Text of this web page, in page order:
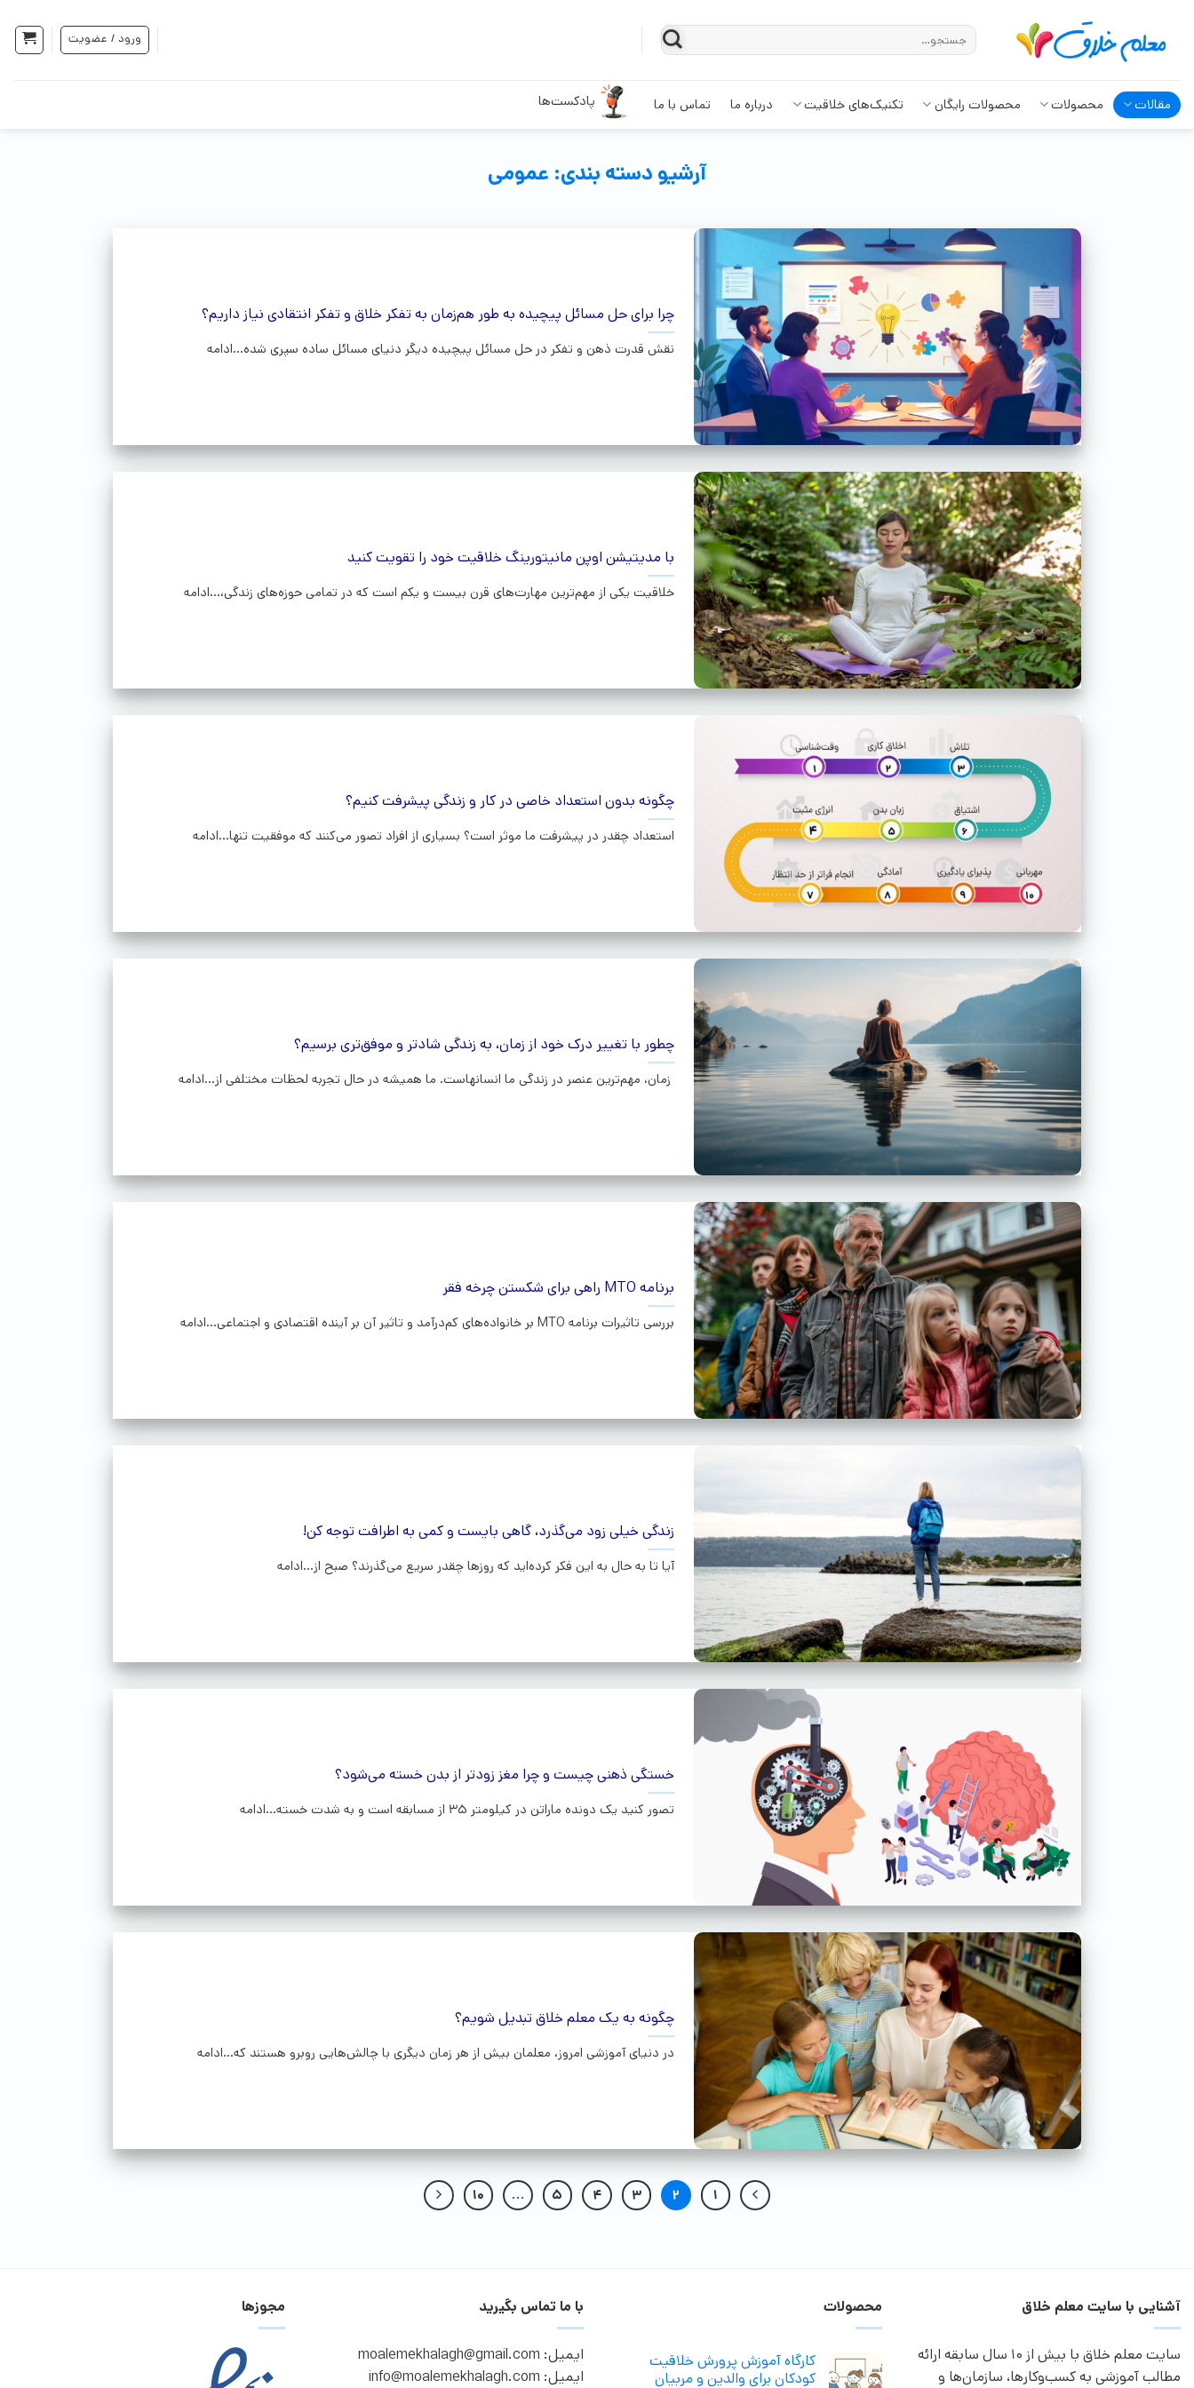
ورود / عضویت
مقالات محصولات محصولات رایگان تکنیک‌های خلاقیت درباره ما تماس با ما پادکست‌ها
آرشیو دسته بندی: عمومی
چرا برای حل مسائل پیچیده به طور هم‌زمان به تفکر خلاق و تفکر انتقادی نیاز داریم؟
نقش قدرت ذهن و تفکر در حل مسائل پیچیده دیگر دنیای مسائل ساده سپری شده...ادامه
با مدیتیشن اوپن مانیتورینگ خلاقیت خود را تقویت کنید
خلاقیت یکی از مهم‌ترین مهارت‌های قرن بیست و یکم است که در تمامی حوزه‌های زندگی،...ادامه
چگونه بدون استعداد خاصی در کار و زندگی پیشرفت کنیم؟
استعداد چقدر در پیشرفت ما موثر است؟ بسیاری از افراد تصور می‌کنند که موفقیت تنها...ادامه
چطور با تغییر درک خود از زمان، به زندگی شادتر و موفق‌تری برسیم؟
زمان، مهم‌ترین عنصر در زندگی ما انسانهاست. ما همیشه در حال تجربه‌ لحظات مختلفی از...ادامه
برنامه MTO راهی برای شکستن چرخه فقر
بررسی تاثیرات برنامه MTO بر خانواده‌های کم‌درآمد و تاثیر آن بر آینده اقتصادی و اجتماعی...ادامه
زندگی خیلی زود می‌گذرد، گاهی بایست و کمی به اطرافت توجه کن!
آیا تا به حال به این فکر کرده‌اید که روزها چقدر سریع می‌گذرند؟ صبح از...ادامه
خستگی ذهنی چیست و چرا مغز زودتر از بدن خسته می‌شود؟
تصور کنید یک دونده ماراتن در کیلومتر 35 از مسابقه است و به شدت خسته...ادامه
چگونه به یک معلم خلاق تبدیل شویم؟
در دنیای آموزشی امروز، معلمان بیش از هر زمان دیگری با چالش‌هایی روبرو هستند که...ادامه
1
2
3
4
5
…
10
آشنایی با سایت معلم خلاق
سایت معلم خلاق با بیش از 10 سال سابقه ارائه
مطالب آموزشی به کسب‌وکارها، سازمان‌ها و
محصولات
کارگاه آموزش پرورش خلاقیت
کودکان برای والدین و مربیان
با ما تماس بگیرید
ایمیل: moalemekhalagh@gmail.com
ایمیل: info@moalemekhalagh.com
مجوزها